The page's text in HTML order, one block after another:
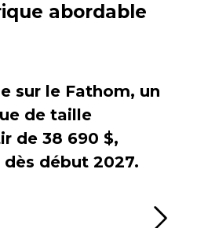
abordable
sur le Fathom, un
de taille
de 38 690 $,
début 2027.